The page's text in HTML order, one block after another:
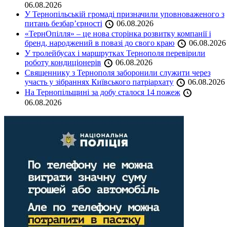
06.08.2026
У Тернопільській громаді призначили уповноваженого з
питань безбар’єрності
06.08.2026
«ТернОпілля» – це нова сторінка розвитку компанії і
бренд, народжений в повазі до свого краю
06.08.2026
У тролейбусах і маршрутках Тернополя перевірили
роботу кондиціонерів
06.08.2026
Священнику з Тернополя заборонили служити через
участь у зібраннях Київського патріархату
06.08.2026
На Тернопільщині за добу сталося 14 пожеж
06.08.2026